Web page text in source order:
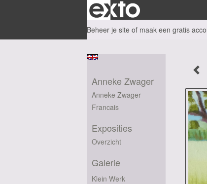
Beheer je site of maak een gratis
Anneke Zwager
Anneke Zwager
Francais
Exposities
Overzicht
Galerie
Klein Werk